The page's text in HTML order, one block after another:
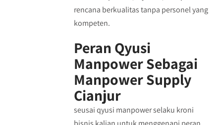
rencana berkualitas tanpa personel yang
kompeten.
Peran Qyusi
Manpower Sebagai
Manpower Supply
Cianjur
seusai qyusi manpower selaku kroni